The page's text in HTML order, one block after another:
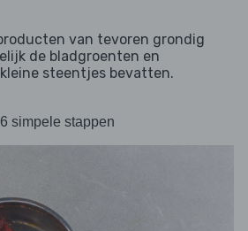
van tevoren grondig
de bladgroenten en
steentjes bevatten.
simpele stappen